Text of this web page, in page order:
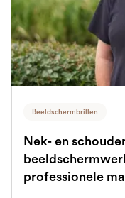
Beeldschermbrillen
Nek- en
professionele